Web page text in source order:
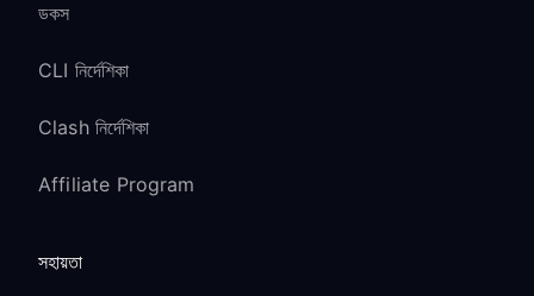
ডকস
CLI নির্দেশিকা
Clash নির্দেশিকা
Affiliate Program
সহায়তা